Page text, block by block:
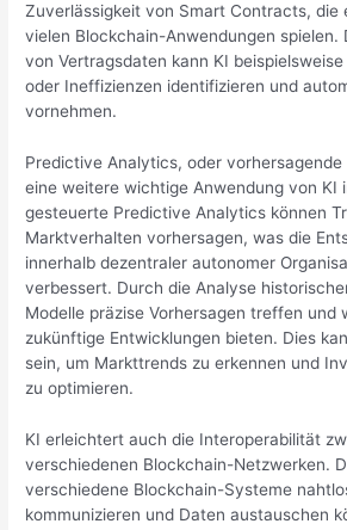
Zuverlässigkeit von Smart Contracts, die
vielen Blockchain-Anwendungen spielen.
von Vertragsdaten kann KI
oder Ineffizienzen identifizieren und
vornehmen.
Predictive Analytics, oder
eine weitere wichtige Anwendung von KI
gesteuerte Predictive Analytics können
Marktverhalten vorhersagen, was die
innerhalb dezentraler autonomer
verbessert. Durch die Analyse
Modelle präzise Vorhersagen treffen und
zukünftige Entwicklungen bieten. Dies
sein, um Markttrends zu erkennen und
zu optimieren.
KI erleichtert auch die Interoperabilität
verschiedenen Blockchain-Netzwerken.
verschiedene Blockchain-Systeme
kommunizieren und Daten austauschen